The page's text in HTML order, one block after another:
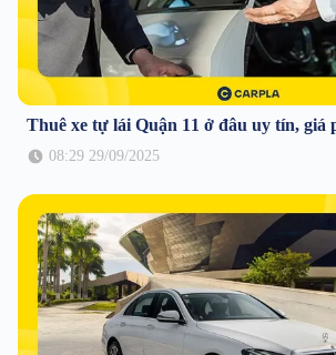
Thuê xe tự lái Quận 11 ở đâu uy tín, giá
08:29 29/09/2025